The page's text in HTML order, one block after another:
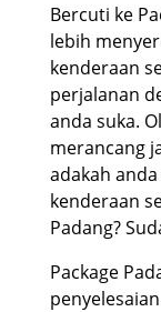
Bercuti ke
lebih
kenderaan
perjalanan
anda suka.
merancang
adakah
kenderaan
Padang?
Package